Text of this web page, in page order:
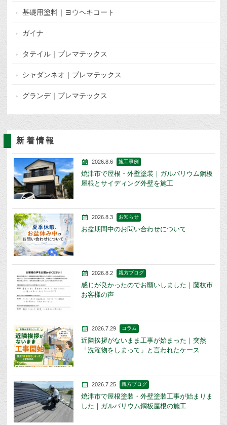
基礎用塗料｜ヨウヘキコート
ガイナ
タテイル｜プレマテックス
シャダンネオ｜プレマテックス
グランデ｜プレマテックス
新着情報
2026.8.6 施工事例
焼津市で屋根・外壁塗装｜ガルバリウム鋼板
屋根とサイディング外壁を施工
2026.8.3 お知らせ
お盆期間中のお問い合わせについて
2026.8.2 親方ブログ
感じが良かったのでお願いしました｜藤枝市
お客様の声
2026.7.29 コラム
近隣挨拶がないまま工事が始まった｜突然
「洗濯物をしまって」と言われたケース
2026.7.25 親方ブログ
焼津市で屋根塗装・外壁塗装工事が始まりま
した｜ガルバリウム鋼板屋根の施工